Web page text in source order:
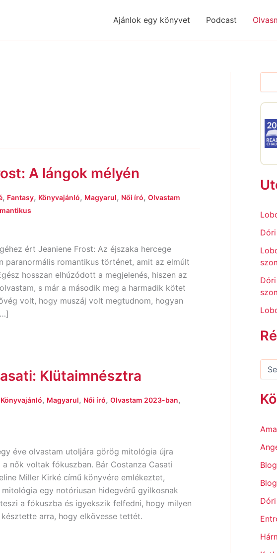
Ajánlok egy könyvet Podcast
A lángok mélyén
, Fantasy, Könyvajánló, Magyarul, Női író, Olvastam
ért Jeaniene Frost: Az éjszaka hercege
paranormális romantikus történet, amit az elmúlt
hosszan elhúzódott a megjelenés, hiszen az
s már a második meg a harmadik kötet
volt, hogy muszáj volt megtudnom, hogyan
Klütaimnésztra
Könyvajánló, Magyarul, Női író, Olvastam 2023-ban,
éve olvastam utoljára görög mitológia újra
a nők voltak fókuszban. Bár Costanza Casati
Miller Kirké című könyvére emlékeztet,
egy notóriusan hidegvérű gyilkosnak
a fókuszba és igyekszik felfedni, hogy milyen
arra, hogy elkövesse tettét.
a
Dóri
Dóri
g
e
g
e